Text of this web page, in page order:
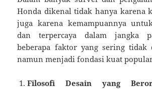
Honda dikenal tidak hanya karena
juga karena kemampuannya
dan terpercaya dalam jangka
beberapa faktor yang sering tidak
namun menjadi fondasi kuat
Filosofi Desain yang